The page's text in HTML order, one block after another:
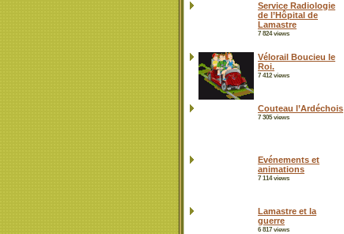
Service Radiologie
de l’Hôpital de
Lamastre
7 824 views
Vélorail Boucieu le
Roi.
7 412 views
Couteau l’Ardéchois
7 305 views
Evénements et
animations
7 114 views
Lamastre et la
guerre
6 817 views